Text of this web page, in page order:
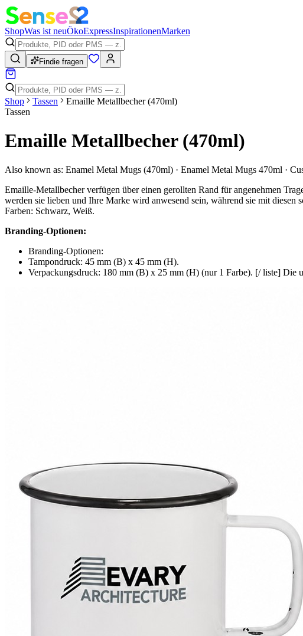
ShopWas ist neuÖkoExpressInspirationenMarken
Findie fragen
Shop Tassen
Emaille Metallbecher (470ml)
Tassen
Emaille Metallbecher (470ml)
Also known as: Enamel Metal Mugs (470ml) · Enamel Metal Mugs 470ml ·
Emaille-Metallbecher verfügen über einen gerollten Rand für angenehmen
werden sie lieben und Ihre Marke wird anwesend sein, während sie mit
Farben: Schwarz, Weiß.
Branding-Optionen:
Branding-Optionen:
Tampondruck: 45 mm (B) x 45 mm (H).
Verpackungsdruck: 180 mm (B) x 25 mm (H) (nur 1 Farbe). [/ liste] Die